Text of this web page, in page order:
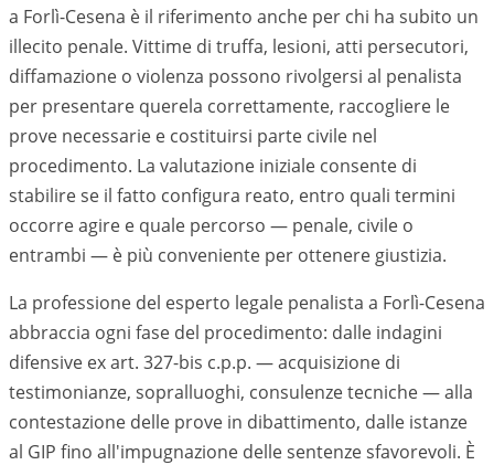
a Forlì-Cesena è il riferimento anche per chi ha subito un
illecito penale. Vittime di truffa, lesioni, atti persecutori,
diffamazione o violenza possono rivolgersi al penalista
per presentare querela correttamente, raccogliere le
prove necessarie e costituirsi parte civile nel
procedimento. La valutazione iniziale consente di
stabilire se il fatto configura reato, entro quali termini
occorre agire e quale percorso — penale, civile o
entrambi — è più conveniente per ottenere giustizia.
La professione del esperto legale penalista a Forlì-Cesena
abbraccia ogni fase del procedimento: dalle indagini
difensive ex art. 327-bis c.p.p. — acquisizione di
testimonianze, sopralluoghi, consulenze tecniche — alla
contestazione delle prove in dibattimento, dalle istanze
al GIP fino all'impugnazione delle sentenze sfavorevoli. È